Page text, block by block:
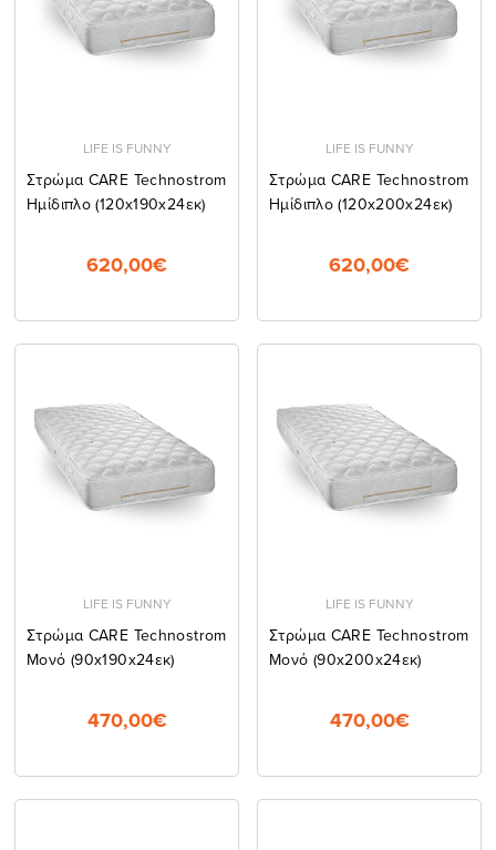
LIFE IS FUNNY
Στρώμα CARE Technostrom
Ημίδιπλο (120x190x24εκ)
620,00€
LIFE IS FUNNY
Στρώμα CARE Technostrom
Ημίδιπλο (120x200x24εκ)
620,00€
LIFE IS FUNNY
Στρώμα CARE Technostrom
Μονό (90x190x24εκ)
470,00€
LIFE IS FUNNY
Στρώμα CARE Technostrom
Μονό (90x200x24εκ)
470,00€